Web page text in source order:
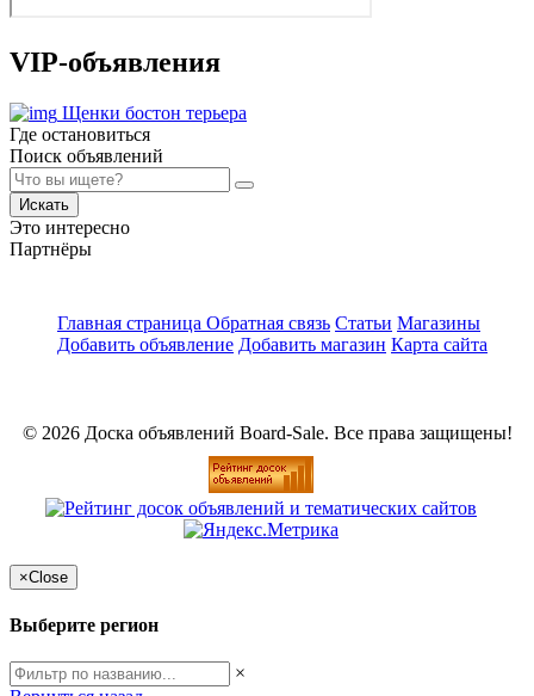
VIP-объявления
Щенки бостон терьера
Где остановиться
Поиск объявлений
Искать
Это интересно
Партнёры
Главная страница Обратная связь Статьи Магазины
Добавить объявление Добавить магазин Карта сайта
© 2026 Доска объявлений Board-Sale. Все права защищены!
×Close
Выберите регион
×